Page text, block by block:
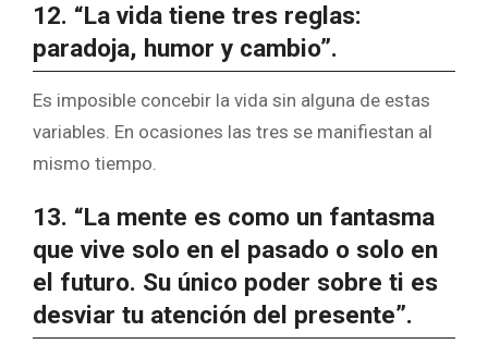
12. “La vida tiene tres reglas:
paradoja, humor y cambio”.
Es imposible concebir la vida sin alguna de estas
variables. En ocasiones las tres se manifiestan al
mismo tiempo.
13. “La mente es como un fantasma
que vive solo en el pasado o solo en
el futuro. Su único poder sobre ti es
desviar tu atención del presente”.